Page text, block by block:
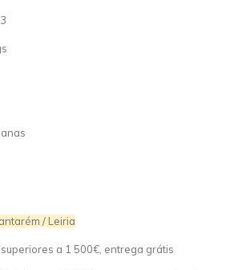
/ Leiria
a 1 500€, entrega grátis